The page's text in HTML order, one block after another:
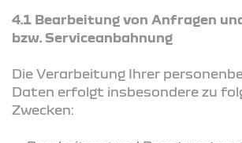
4.1 Bearbeitung von Anfragen
bzw. Serviceanbahnung
Die Verarbeitung Ihrer
Daten erfolgt insbesondere zu
Zwecken: